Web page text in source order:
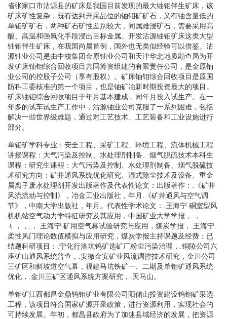
省张家口市沽源县的矿床是我国目前发现的最大铀钼伴生矿床，该
矿床矿性复杂，既有达到开采品位的铀钼矿矿石，又有铀含量低的
单钼矿矿石，两种矿石矿性差别较大，同属难浸矿石，需要采用高
酸、高温和强氧化手段浸出目标金属。开发沽源铀钼矿床这类大型
铀钼伴生矿床，在我国尚属首例，国外也无类似经验可以借鉴。沽
源铀业公司是由中核集团金原铀业公司和天津华北地质勘查局为开
发矿床铀钼综合回收项目共同筹资组建的有限责任公司，是金原铀
业公司的控股子公司（享有股权）。矿床铀钼综合回收项目是原国
防科工委核准的第一个项目，也是铀矿冶新时期投资最大的项目。
矿床铀钼综合回收项目于年月基本建成，同年月投入试生产。在一
年多的试车试生产工作中，沽源铀业公司克服了一系列困难，包括
解决一些世界级难题，通过对工艺技术、工艺装备和工业设施进行
部分。
单钼矿学科专业：安全工程、采矿工程、环境工程、流体机械工程
讲授课程：大气污染及控制、水处理剂制备、烟气脱硫技术本科生
课程：研究生课程：大气污染及控制、水处理剂制备、烟气脱硫技
术研究方向：矿井通风系统优化研究、湿式除尘技术及设备、重金
属离子废水处理剂开发出版著作及代表性论文：出版著作：.《矿井
风流流动与控制》，冶金工业出版社，年月.《矿井通风与空气调
节》，中南大学出版社，年月。代表性学术论文：.王海宁.硐室型风
机机站空气动力学特征研究及其应用，中国矿业大学学报，.，
﹠，，,，.王海宁.矿用空气幕试验研究与应用，煤炭学报，.王海宁.
柔性风门理论数值模拟与应用研究，煤炭学报主持课题及经费：已
结题科研项目：.宁化行洛坑钨矿选矿厂粉尘污染治理，.铜陵公司六
座矿山通风系统普查，.安徽金安矿业风流调控技术研究，金川公司
三矿区和斜坡道空气幕，福建马坑铁矿一、二期及单钼矿通风系统
优化，.金川三矿区通风系统方案研究，.天马山。
单钼矿江西都昌金鼎钨钼矿业有限公司阳储山投资建设钨钼矿采选
工程，该项目符合国家矿源开采政策，进行资源利用，实现社会的
可持续发展。年初，都昌县政府为了加速县域经济的发展，把资源